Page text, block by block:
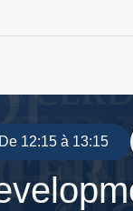
12:15 à 13:15